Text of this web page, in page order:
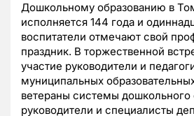
Дошкольному образованию в
исполняется 144 года и
воспитатели отмечают свой
праздник. В торжественной
участие руководители и
муниципальных
ветераны системы дошкольного
руководители и специалисты